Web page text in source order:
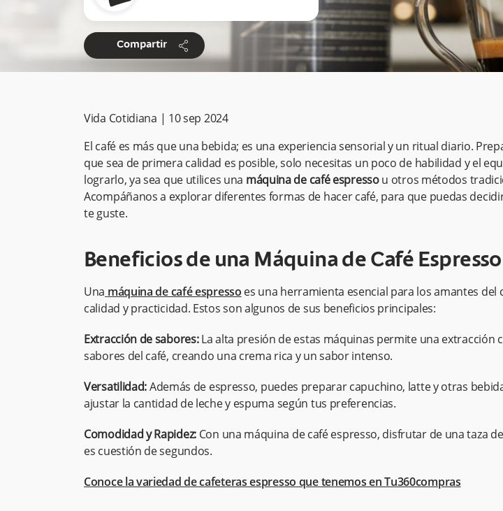
Compartir share
Vida Cotidiana | 10 sep 2024
El café es más que una bebida; es una experiencia sensorial y un ritual diario.
que sea de primera calidad es posible, solo necesitas un poco de habilidad y el
lograrlo, ya sea que utilices una máquina de café espressou otros métodos
Acompáñanos a explorar diferentes formas de hacer café, para que puedas
te guste.
Beneficios de una Máquina de Café Espresso
Una máquina de café espresso es una herramienta esencial para los amantes del
calidad y practicidad. Estos son algunos de sus beneficios principales:
Extracción de sabores:La alta presión de estas máquinas permite una extracción
sabores del café, creando una crema rica y un sabor intenso.
Versatilidad:Además de espresso, puedes preparar capuchino, latte y otras
ajustar la cantidad de leche y espuma según tus preferencias.
Comodidad y Rapidez: Con una máquina de café espresso, disfrutar de una taza
es cuestión de segundos.
Conoce la variedad de cafeteras espresso que tenemos en Tu360compras